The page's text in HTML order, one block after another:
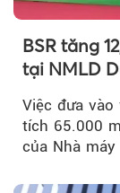
BSR tăng
tại NMLD
Việc đưa
tích 65.000
của Nhà